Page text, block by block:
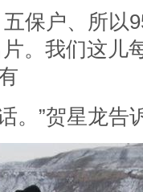
保户、所以
。我们这儿
。”贺星龙告